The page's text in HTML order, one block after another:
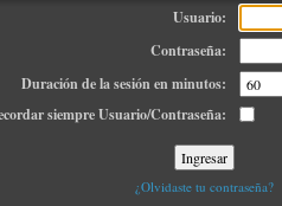
Usuario:
Contraseña:
Duración de la sesión en minutos:
siempre Usuario/Contraseña:
¿Olvidaste tu contraseña?